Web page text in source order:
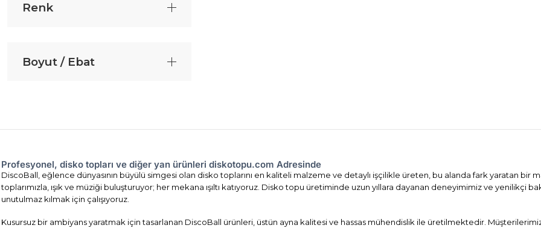
Renk
Boyut / Ebat
Profesyonel, disko topları ve diğer yan ürünleri diskotopu.com Adresinde
DiscoBall, eğlence dünyasının büyülü simgesi olan disko toplarını en kaliteli malzeme ve detaylı işçilikle üreten, bu alanda fark yaratan bir
toplarımızla, ışık ve müziği buluşturuyor; her mekana ışıltı katıyoruz. Disko topu üretiminde uzun yıllara dayanan deneyimimiz ve yenilikçi
unutulmaz kılmak için çalışıyoruz.
Kusursuz bir ambiyans yaratmak için tasarlanan DiscoBall ürünleri, üstün ayna kalitesi ve hassas mühendislik ile üretilmektedir.